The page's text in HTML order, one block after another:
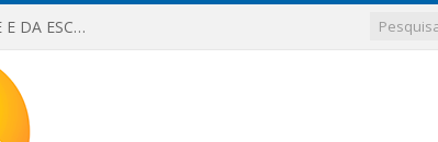
OBRAS DA QUADRA POLIESPORTIVA DO KM 85 NORTE E DA ESCOLA GASPAR VIANA AVANÇAM